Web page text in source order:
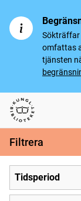
Sökträffar
omfattas
tjänsten
Svenska tidningar
Filtrera
Tidsperiod